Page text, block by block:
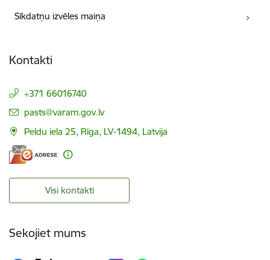
Sīkdatņu izvēles maiņa
Kontakti
+371 66016740
E-pasts:
pasts@varam.gov.lv
Peldu iela 25, Rīga, LV-1494, Latvija
Visi kontakti
Sekojiet mums